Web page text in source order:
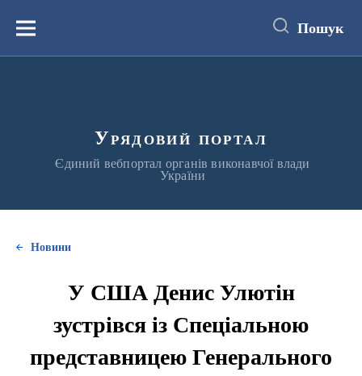
вмістуМеню Пошук
Урядовий портал
Єдиний вебпортал органів виконавчої влади
України
Новини
У США Денис Улютін
зустрівся із Спеціальною
представницею Генерального